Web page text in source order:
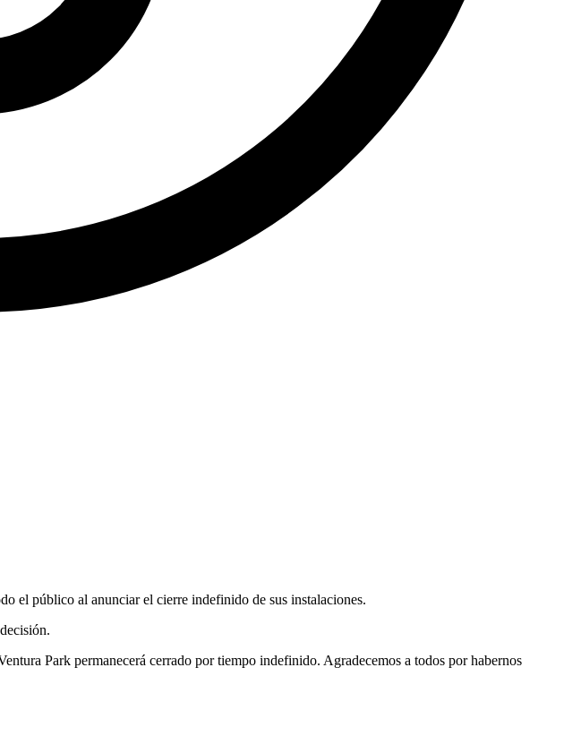
el público al anunciar el cierre indefinido de sus instalaciones.
Park permanecerá cerrado por tiempo indefinido. Agradecemos a todos por habernos